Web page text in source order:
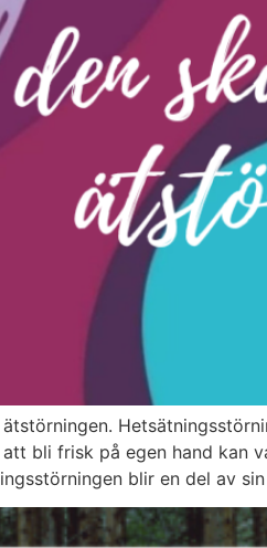
bli frisk på egen hand kan
blir en del av